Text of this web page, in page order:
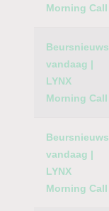
Morning Call
Beursnieuws
vandaag |
LYNX
Morning Call
Beursnieuws
vandaag |
LYNX
Morning Call